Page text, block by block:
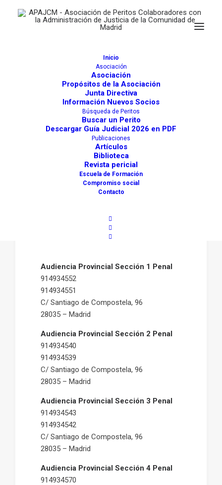
Inicio
Asociación
Asociación
Propósitos de la Asociación
Junta Directiva
Información Nuevos Socios
Búsqueda de Peritos
Buscar un Perito
Descargar Guía Judicial 2026 en PDF
Publicaciones
Artículos
Biblioteca
Revista pericial
Escuela de Formación
Compromiso social
Contacto
Audiencia Provincial
Actividades
Juzgados y Tribunales
Audiencia Provincial Sección 1 Penal
914934552
914934551
C/ Santiago de Compostela, 96
28035 – Madrid
Audiencia Provincial Sección 2 Penal
914934540
914934539
C/ Santiago de Compostela, 96
28035 – Madrid
Audiencia Provincial Sección 3 Penal
914934543
914934542
C/ Santiago de Compostela, 96
28035 – Madrid
Audiencia Provincial Sección 4 Penal
914934570